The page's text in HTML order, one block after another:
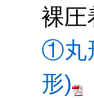
裸圧
①丸
形)